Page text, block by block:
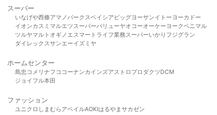
スーパー
いなげや西條アマノパークスベイシア ビッグヨーサンイトーヨーカドー
イオンカスミ マルエツスーパーバリューヤオコーオーケー ヨークベニマル
ツルヤマルト オギノ エスマート ライフ業務スーパーいかり フジグラン
ダイレックスサンエーイズミヤ
ホームセンター
島忠 コメリ ナフコ コーナンカインズアストロプロダクツDCM
ジョイフル本田
ファッション
ユニクロ しまむら アベイルAOKIはるやま サカゼン